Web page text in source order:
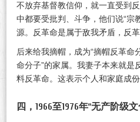
不放弃基督教信仰，就一直受到
中都要受批判、斗争，他们说“宗
源。反革命是属于敌我矛盾，反
后来给我摘帽，成为“摘帽反革命
命分子”的家属。我妻子本来就是
料反革命。这表示个人和家庭成
四，1966至1976年“无产阶级